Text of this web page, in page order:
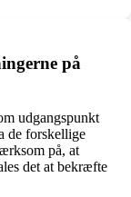
på
udgangspunkt
de forskellige
på, at
det at bekræfte